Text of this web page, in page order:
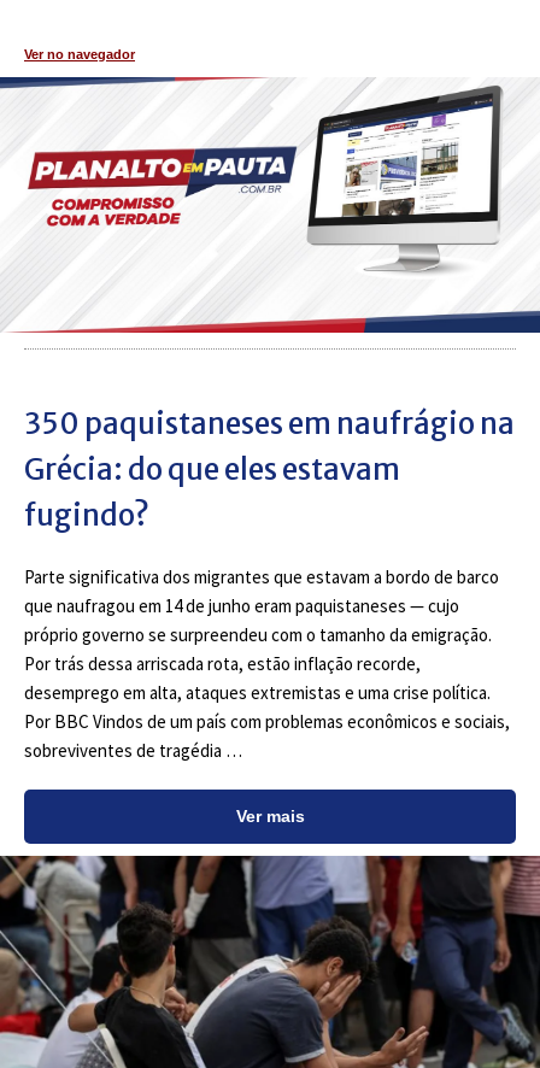
Ver no navegador
350 paquistaneses em naufrágio na
Grécia: do que eles estavam
fugindo?
Parte significativa dos migrantes que estavam a bordo de barco
que naufragou em 14 de junho eram paquistaneses — cujo
próprio governo se surpreendeu com o tamanho da emigração.
Por trás dessa arriscada rota, estão inflação recorde,
desemprego em alta, ataques extremistas e uma crise política.
Por BBC Vindos de um país com problemas econômicos e sociais,
sobreviventes de tragédia …
Ver mais